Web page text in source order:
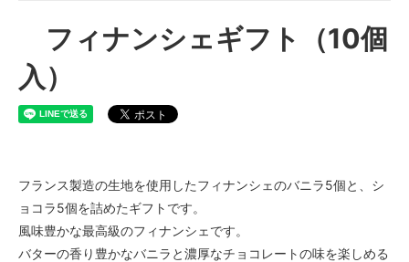
フィナンシェギフト（10個
入）
フランス製造の生地を使用したフィナンシェのバニラ5個と、シ
ョコラ5個を詰めたギフトです。
風味豊かな最高級のフィナンシェです。
バターの香り豊かなバニラと濃厚なチョコレートの味を楽しめる